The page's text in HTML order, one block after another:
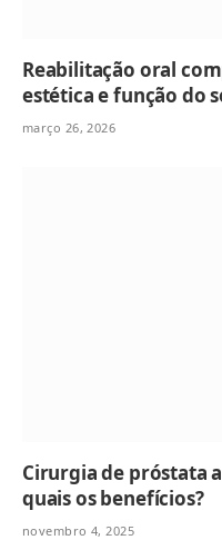
Reabilitação oral
estética e função do
março 26, 2026
Cirurgia de próstata
quais os benefícios?
novembro 4, 2025